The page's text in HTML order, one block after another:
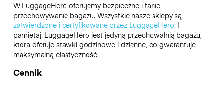
W LuggageHero oferujemy bezpieczne i tanie
przechowywanie bagażu. Wszystkie nasze sklepy są
zatwierdzone i certyfikowane przez LuggageHero. I
pamiętaj: LuggageHero jest jedyną przechowalnią bagażu,
która oferuje stawki godzinowe i dzienne, co gwarantuje
maksymalną elastyczność.
Cennik